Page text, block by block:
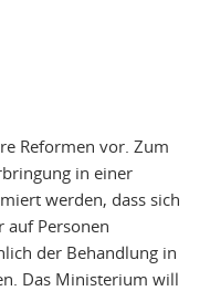
Reformen vor. Zum
in einer
werden, dass sich
auf Personen
der Behandlung in
Das Ministerium will